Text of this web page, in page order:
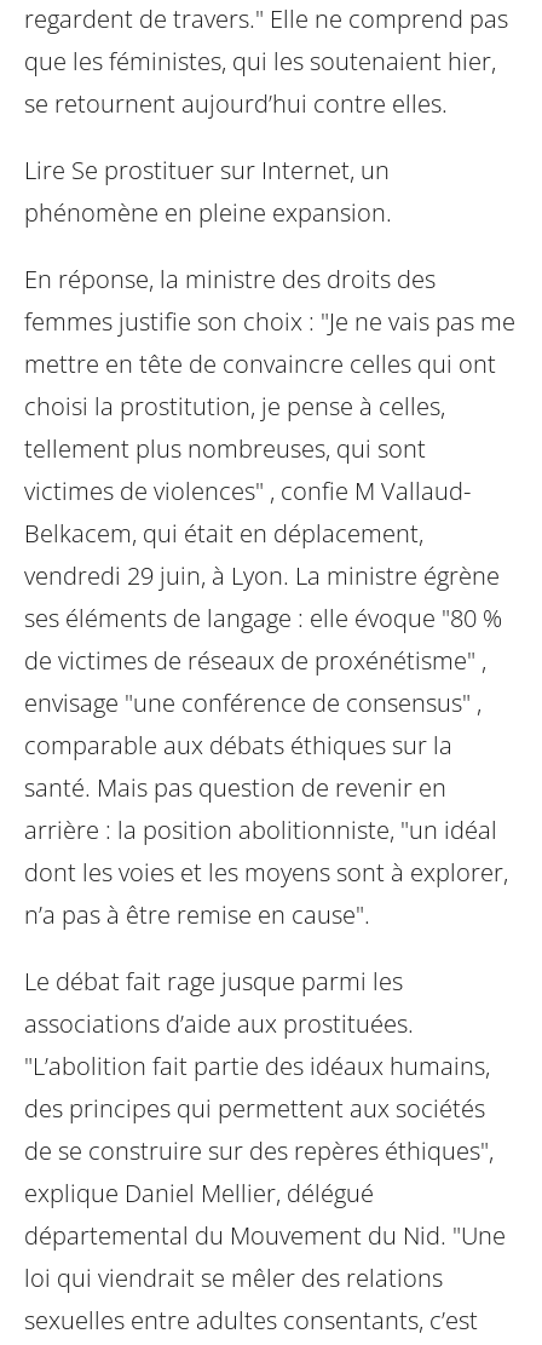
regardent de travers." Elle ne comprend pas
que les féministes, qui les soutenaient hier,
se retournent aujourd’hui contre elles.
Lire Se prostituer sur Internet, un
phénomène en pleine expansion.
En réponse, la ministre des droits des
femmes justifie son choix : "Je ne vais pas me
mettre en tête de convaincre celles qui ont
choisi la prostitution, je pense à celles,
tellement plus nombreuses, qui sont
victimes de violences" , confie M Vallaud-
Belkacem, qui était en déplacement,
vendredi 29 juin, à Lyon. La ministre égrène
ses éléments de langage : elle évoque "80 %
de victimes de réseaux de proxénétisme" ,
envisage "une conférence de consensus" ,
comparable aux débats éthiques sur la
santé. Mais pas question de revenir en
arrière : la position abolitionniste, "un idéal
dont les voies et les moyens sont à explorer,
n’a pas à être remise en cause".
Le débat fait rage jusque parmi les
associations d’aide aux prostituées.
"L’abolition fait partie des idéaux humains,
des principes qui permettent aux sociétés
de se construire sur des repères éthiques",
explique Daniel Mellier, délégué
départemental du Mouvement du Nid. "Une
loi qui viendrait se mêler des relations
sexuelles entre adultes consentants, c’est